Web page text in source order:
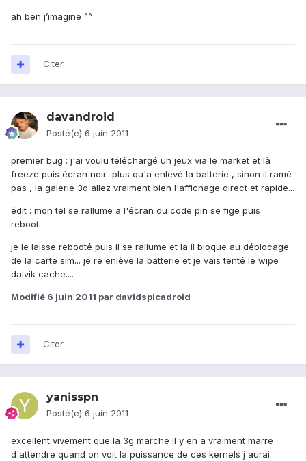
ah ben j’imagine ^^
Citer
davandroid
Posté(e) 6 juin 2011
premier bug : j'ai voulu téléchargé un jeux via le market et là
freeze puis écran noir...plus qu'a enlevé la batterie , sinon il ramé
pas , la galerie 3d allez vraiment bien l'affichage direct et rapide...
édit : mon tel se rallume a l'écran du code pin se fige puis
reboot...
je le laisse rebooté puis il se rallume et la il bloque au déblocage
de la carte sim... je re enlève la batterie et je vais tenté le wipe
dalvik cache....
Modifié 6 juin 2011 par davidspicadroid
Citer
yanisspn
Posté(e) 6 juin 2011
excellent vivement que la 3g marche il y en a vraiment marre
d'attendre quand on voit la puissance de ces kernels j'aurai